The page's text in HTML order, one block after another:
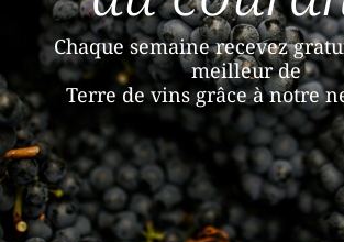
Chaque semaine recevez
meilleur de
Terre de vins grâce à notre